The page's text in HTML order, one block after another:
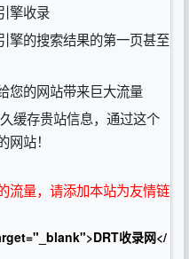
擎收录
擎的搜索结果的第一页甚至
您的网站带来巨大流量
缓存贵站信息，通过这个
站！
流量，请添加本站为友情链
收录网</